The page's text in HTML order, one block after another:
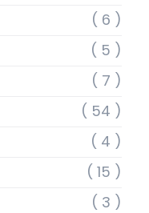
( 6 )
( 5 )
( 7 )
( 54 )
( 4 )
( 15 )
( 3 )